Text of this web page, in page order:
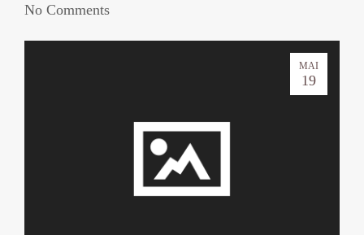
No Comments
MAI
19